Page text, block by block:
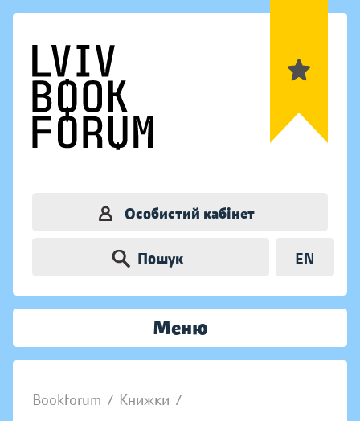
Особистий кабінет
Пошук EN
Меню
Bookforum / Книжки /